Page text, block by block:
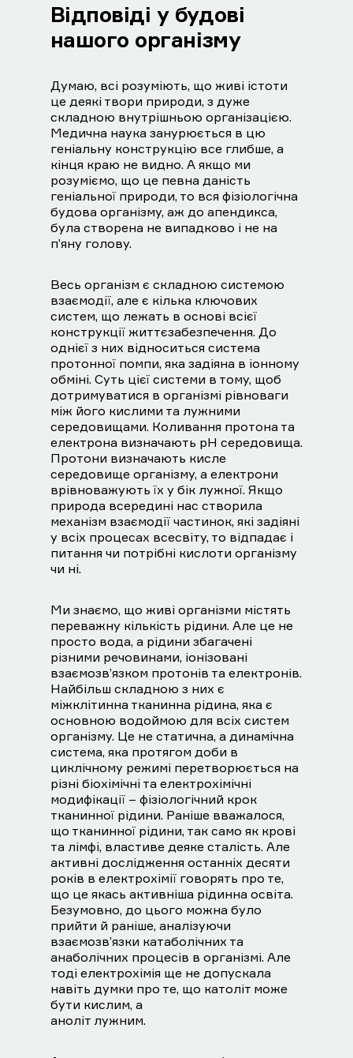
Відповіді у будові
нашого організму
Думаю, всі розуміють, що живі істоти
це деякі твори природи, з дуже
складною внутрішньою організацією.
Медична наука занурюється в цю
геніальну конструкцію все глибше, а
кінця краю не видно. А якщо ми
розуміємо, що це певна даність
геніальної природи, то вся фізіологічна
будова організму, аж до апендикса,
була створена не випадково і не на
п’яну голову.
Весь організм є складною системою
взаємодії, але є кілька ключових
систем, що лежать в основі всієї
конструкції життєзабезпечення. До
однієї з них відноситься система
протонної помпи, яка задіяна в іонному
обміні. Суть цієї системи в тому, щоб
дотримуватися в організмі рівноваги
між його кислими та лужними
середовищами. Коливання протона та
електрона визначають рН середовища.
Протони визначають кисле
середовище організму, а електрони
врівноважують їх у бік лужної. Якщо
природа всередині нас створила
механізм взаємодії частинок, які задіяні
у всіх процесах всесвіту, то відпадає і
питання чи потрібні кислоти організму
чи ні.
Ми знаємо, що живі організми містять
переважну кількість рідини. Але це не
просто вода, а рідини збагачені
різними речовинами, іонізовані
взаємозв’язком протонів та електронів.
Найбільш складною з них є
міжклітинна тканинна рідина, яка є
основною водоймою для всіх систем
організму. Це не статична, а динамічна
система, яка протягом доби в
циклічному режимі перетворюється на
різні біохімічні та електрохімічні
модифікації – фізіологічний крок
тканинної рідини. Раніше вважалося,
що тканинної рідини, так само як крові
та лімфі, властиве деяке сталість. Але
активні дослідження останніх десяти
років в електрохімії говорять про те,
що це якась активніша рідинна освіта.
Безумовно, до цього можна було
прийти й раніше, аналізуючи
взаємозв’язки катаболічних та
анаболічних процесів в організмі. Але
тоді електрохімія ще не допускала
навіть думки про те, що католіт може
бути кислим, а
аноліт лужним.